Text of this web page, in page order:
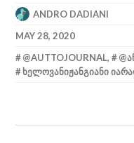
ANDRO DADIANI
MAY 28, 2020
@AUTTOJOURNAL,
ᲮᲔᲚᲝᲕᲐᲜᲘᲟᲐᲜᲒᲘᲐᲜᲘ